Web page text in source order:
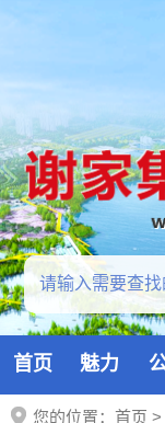
首页 魅力
您的位置： 首页 >